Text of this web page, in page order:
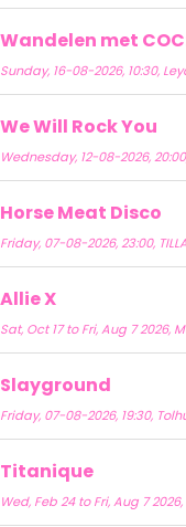
Wandelen met
Sunday, 16-08-2026, 10:30,
We Will Rock You
Wednesday, 12-08-2026,
Horse Meat Disco
Friday, 07-08-2026, 23:00,
Allie X
Sat, Oct 17 to Fri, Aug 7
Slayground
Friday, 07-08-2026, 19:30,
Titanique
Wed, Feb 24 to Fri, Aug 7